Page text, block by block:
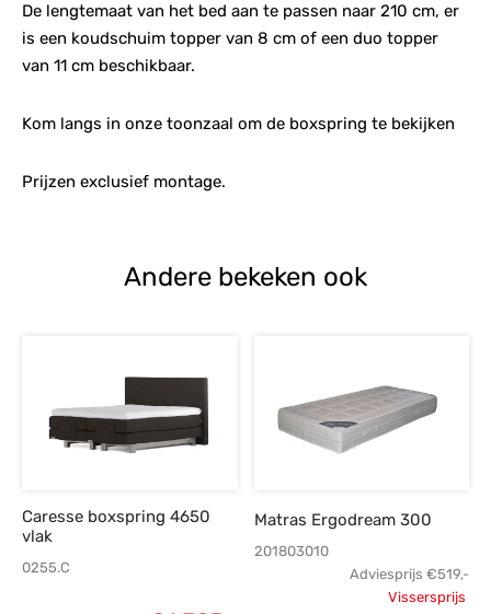
De lengtemaat van het bed aan te passen naar 210 cm, er
is een koudschuim topper van 8 cm of een duo topper
van 11 cm beschikbaar.
Kom langs in onze toonzaal om de boxspring te bekijken
Prijzen exclusief montage.
Andere bekeken ook
Caresse boxspring 4650
vlak
0255.C
Matras Ergodream 300
201803010
Adviesprijs €519,-
Vissersprijs